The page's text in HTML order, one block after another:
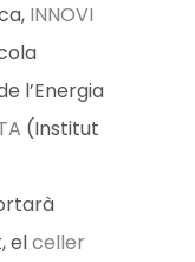
INNOVI
l’Energia
(Institut
elceller